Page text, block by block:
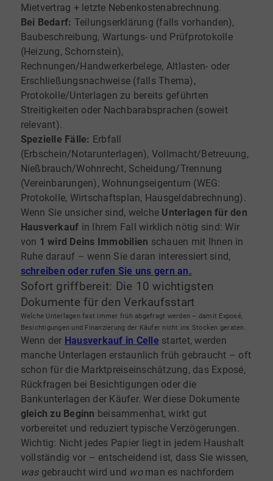
Mietvertrag + letzte Nebenkostenabrechnung.
Bei Bedarf: Teilungserklärung (falls vorhanden),
Baubeschreibung, Wartungs- und Prüfprotokolle
(Heizung, Schornstein),
Rechnungen/Handwerkerbelege, Altlasten- oder
Erschließungsnachweise (falls Thema),
Protokolle/Unterlagen zu bereits geführten
Streitigkeiten oder Nachbarabsprachen (soweit
relevant).
Spezielle Fälle: Erbfall
(Erbschein/Notarunterlagen), Vollmacht/Betreuung,
Nießbrauch/Wohnrecht, Scheidung/Trennung
(Vereinbarungen), Wohnungseigentum (WEG:
Protokolle, Wirtschaftsplan, Hausgeldabrechnung).
Wenn Sie unsicher sind, welche Unterlagen für den
Hausverkauf in Ihrem Fall wirklich nötig sind: Wir
von 1 wird Deins Immobilien schauen mit Ihnen in
Ruhe darauf – wenn Sie daran interessiert sind,
schreiben oder rufen Sie uns gern an.
Sofort griffbereit: Die 10 wichtigsten
Dokumente für den Verkaufsstart
Welche Unterlagen fast immer früh abgefragt werden – damit Exposé,
Besichtigungen und Finanzierung der Käufer nicht ins Stocken geraten.
Wenn der Hausverkauf in Celle startet, werden
manche Unterlagen erstaunlich früh gebraucht – oft
schon für die Marktpreiseinschätzung, das Exposé,
Rückfragen bei Besichtigungen oder die
Bankunterlagen der Käufer. Wer diese Dokumente
gleich zu Beginn beisammenhat, wirkt gut
vorbereitet und reduziert typische Verzögerungen.
Wichtig: Nicht jedes Papier liegt in jedem Haushalt
vollständig vor – entscheidend ist, dass Sie wissen,
wasgebraucht wird und woman es nachfordern